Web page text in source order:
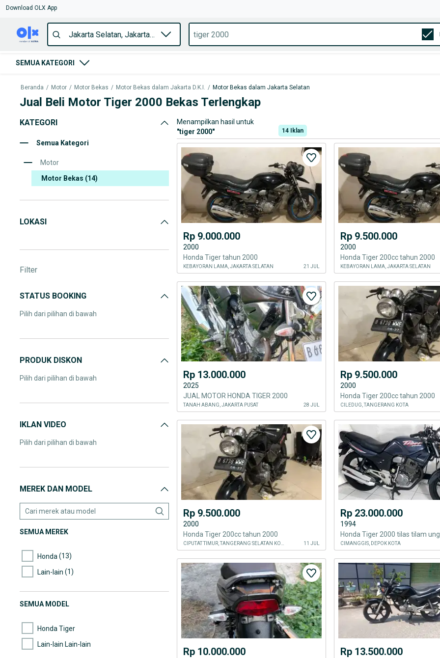
Download OLX App
SEMUA KATEGORI
Beranda / Motor / Motor Bekas / Motor Bekas dalam Jakarta D.K.I. / Motor Bekas dalam Jakarta Selatan
Jual Beli Motor Tiger 2000 Bekas Terlengkap
KATEGORI
Semua Kategori
Motor
Motor Bekas (14)
LOKASI
Filter
STATUS BOOKING
Pilih dari pilihan di bawah
PRODUK DISKON
Pilih dari pilihan di bawah
IKLAN VIDEO
Pilih dari pilihan di bawah
MEREK DAN MODEL
SEMUA MEREK
Honda (13)
Lain-lain (1)
SEMUA MODEL
Honda Tiger
Lain-lain Lain-lain
Menampilkan hasil untuk
"tiger 2000" 14 Iklan
Rp 9.000.000
2000
Honda Tiger tahun 2000
KEBAYORAN LAMA, JAKARTA SELATAN 21 JUL
Rp 9.500.000
2000
Honda Tiger 200cc tahun 2000
KEBAYORAN LAMA, JAKARTA SELATAN
Rp 13.000.000
2025
JUAL MOTOR HONDA TIGER 2000
TANAH ABANG, JAKARTA PUSAT 28 JUL
Rp 9.500.000
2000
Honda Tiger 200cc tahun 2000
CILEDUG, TANGERANG KOTA
Rp 9.500.000
2000
Honda Tiger 200cc tahun 2000
11 JUL
Rp 23.000.000
1994
Honda Tiger 2000 tilas tilam
CIMANGGIS, DEPOK KOTA
Rp 10.000.000 Rp 13.500.000